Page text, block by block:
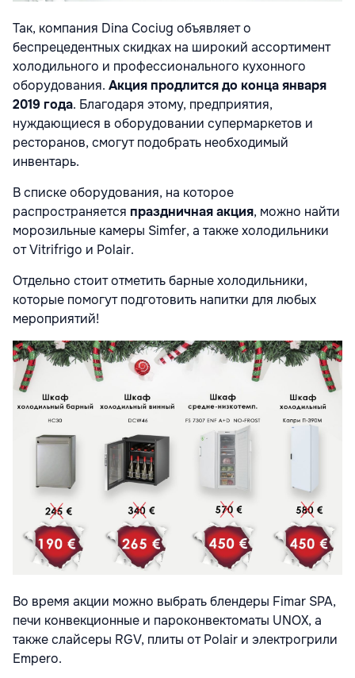
Так, компания Dina Cociug объявляет о
беспрецедентных скидках на широкий ассортимент
холодильного и профессионального кухонного
оборудования. Акция продлится до конца января
2019 года. Благодаря этому, предприятия,
нуждающиеся в оборудовании супермаркетов и
ресторанов, смогут подобрать необходимый
инвентарь.
В списке оборудования, на которое
распространяется праздничная акция, можно найти
морозильные камеры Simfer, а также холодильники
от Vitrifrigo и Polair.
Отдельно стоит отметить барные холодильники,
которые помогут подготовить напитки для любых
мероприятий!
Во время акции можно выбрать блендеры Fimar SPA,
печи конвекционные и пароконвектоматы UNOX, а
также слайсеры RGV, плиты от Polair и электрогрили
Empero.